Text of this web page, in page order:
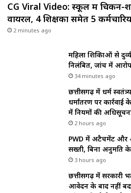
CG Viral Video: स्कूल में चिकन-
वायरल, 4 शिक्षकों समेत 5
2 minutes ago
महिला शिक्षिकाओं से
निलंबित, जांच में
34 minutes ago
छत्तीसगढ़ में धर्म
धर्मांतरण पर कार्रवाई
में नियमों की
2 hours ago
PWD में अटैचमेंट और
सख्ती, बिना अनुमति
3 hours ago
छत्तीसगढ़ में सरकारी
आवेदन के बाद नहीं